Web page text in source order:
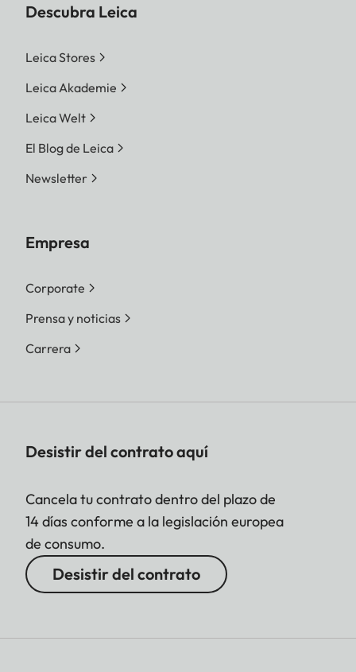
Descubra Leica
Leica Stores
Leica Akademie
Leica Welt
El Blog de Leica
Newsletter
Empresa
Corporate
Prensa y noticias
Carrera
Desistir del contrato aquí
Cancela tu contrato dentro del plazo de
14 días conforme a la legislación europea
de consumo.
Desistir del contrato